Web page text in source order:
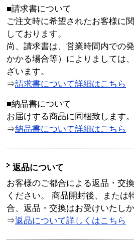
■請求書について
ご注文時に希望されたお客様に
しております。
尚、請求書は、営業時間内での
かかる場合等）によりましては
ざいます。
⇒請求書について詳細はこちら
■納品書について
お届けする商品に同梱致します。
⇒納品書について詳細はこちら
返品について
お客様のご都合による返品・交
ください。 商品開封後、または
合、返品・交換はお受けいたし
⇒返品について詳しくはこちら